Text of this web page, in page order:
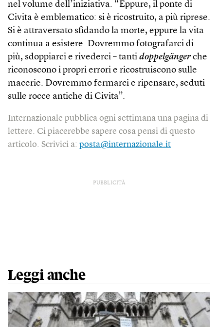
nel volume dell’iniziativa. “Eppure, il ponte di
Civita è emblematico: si è ricostruito, a più riprese.
Si è attraversato sfidando la morte, eppure la vita
continua a esistere. Dovremmo fotografarci di
più, sdoppiarci e rivederci – tanti doppelgängerche
riconoscono i propri errori e ricostruiscono sulle
macerie. Dovremmo fermarci e ripensare, seduti
sulle rocce antiche di Civita”.
Internazionale pubblica ogni settimana una pagina di
lettere. Ci piacerebbe sapere cosa pensi di questo
articolo. Scrivici a: posta@internazionale.it
PUBBLICITÀ
Leggi anche